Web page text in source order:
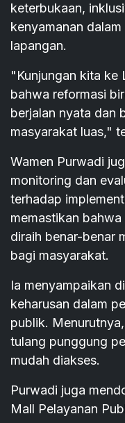
keterbukaan,
kenyamanan
lapangan.
"Kunjungan kita ke
bahwa reformasi
berjalan nyata dan
masyarakat luas,"
Wamen Purwadi
monitoring dan
terhadap
memastikan
diraih benar-benar
bagi masyarakat.
Ia menyampaikan
keharusan dalam
publik.
tulang punggung
mudah diakses.
Purwadi juga
Mall Pelayanan